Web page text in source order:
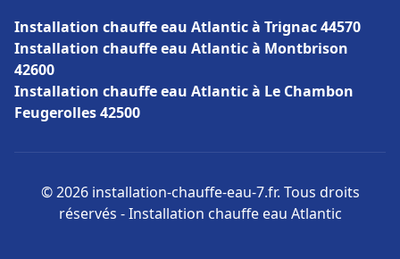
Installation chauffe eau Atlantic à Trignac 44570
Installation chauffe eau Atlantic à Montbrison
42600
Installation chauffe eau Atlantic à Le Chambon
Feugerolles 42500
© 2026 installation-chauffe-eau-7.fr. Tous droits
réservés - Installation chauffe eau Atlantic